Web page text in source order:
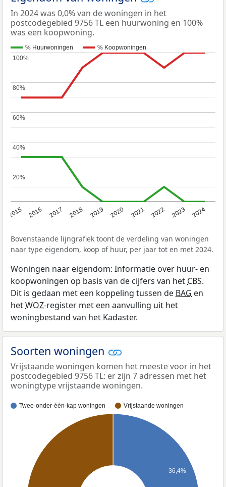
In 2024 was 0,0% van de woningen in het
postcodegebied 9756 TL een huurwoning en 100%
was een koopwoning.
% Huurwoningen % Koopwoningen
2015 2016 2017 2018 2019 2020 2021 2022 2023 2024
20%
20%
40%
40%
60%
60%
80%
80%
100%
100%
Bovenstaande lijngrafiek toont de verdeling van woningen
naar type eigendom, koop of huur, per jaar tot en met 2024.
Woningen naar eigendom: Informatie over huur- en
koopwoningen op basis van de cijfers van het CBS.
Dit is gedaan met een koppeling tussen de BAG en
hetWOZ-register met een aanvulling uit het
woningbestand van het Kadaster.
Soorten woningen
Vrijstaande woningen komen het meeste voor in het
postcodegebied 9756 TL: er zijn 7 adressen met het
woningtype vrijstaande woningen.
Twee-onder-één-kap woningen Vrijstaande woningen
36,4%